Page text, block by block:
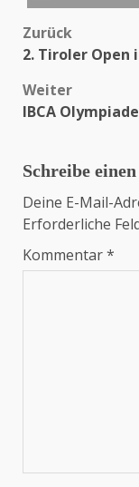
Zurück
2. Tiroler Open
Weiter
IBCA
Schreibe
Deine E-Mail-
Erforderliche
Kommentar*